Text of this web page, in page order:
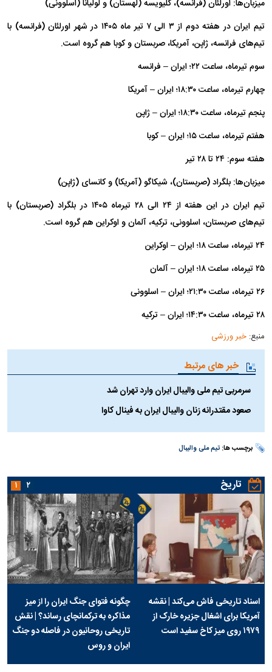
میزبان‌ها: اورلئان (فرانسه)، گلیویسه (لهستان) و لولیانا (اسلوونی)
تیم ایران در هفته دوم از ۳ الی ۷ تیر ماه ۱۴۰۵ در شهر اورلئان (فرانسه) با
تیم‌های فرانسه، ژاپن، آمریکا، صربستان و کوبا هم گروه است.
سوم تیرماه، ساعت ۲۲؛ ایران – فرانسه
چهارم تیرماه، ساعت ۱۸:۳۰؛ ایران – آمریکا
پنجم تیرماه، ساعت ۱۸:۳۰؛ ایران – ژاپن
هفتم تیرماه، ساعت ۱۵؛ ایران – کوبا
هفته سوم: ۲۴ تا ۲۸ تیر
میزبان‌ها: بلگراد (صربستان)، شیکاگو (آمریکا) و کانسای (ژاپن)
تیم ایران در این هفته از ۲۴ الی ۲۸ تیرماه ۱۴۰۵ در بلگراد (صربستان) با
تیم‌های صربستان، اسلوونی، ترکیه، آلمان و اوکراین هم گروه است.
۲۴ تیرماه، ساعت ۱۸؛ ایران – اوکراین
۲۵ تیرماه، ساعت ۱۸؛ ایران – آلمان
۲۶ تیرماه، ساعت ۲۱:۳۰؛ ایران – اسلوونی
۲۸ تیرماه، ساعت ۱۴:۳۰؛ ایران – ترکیه
منبع:خبر ورزشی
خبر های مرتبط
سرمربی تیم ملی والیبال ایران وارد تهران شد
صعود مقتدرانه زنان والیبال ایران به فینال کاوا
برچسب ها:تیم ملی والیبال
تاریخ
اسناد تاریخی فاش می‌کند | نقشه
آمریکا برای اشغال جزیره خارک از
۱۹۷۹ روی میز کاخ سفید است
چگونه فتوای جنگ ایران را از میز
مذاکره به ترکمانچای رساند؟ | نقش
تاریخی روحانیون در فاصله دو جنگ
ایران و روس
۱ ۲